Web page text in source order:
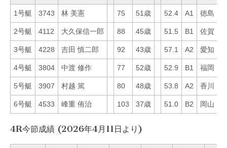
1号艇 3743 林 美憲 75 51歳 52.4 A1 徳島
2号艇 4112 大久保信一郎 88 45歳 51.5 B1 佐賀
3号艇 4228 吉田 慎二郎 92 43歳 57.1 A2 愛知
4号艇 3804 中渡 修作 77 52歳 52.9 B1 福岡
5号艇 3907 村越 篤 80 48歳 53.8 A2 香川
6号艇 4533 峰重 侑治 103 37歳 51.0 B2 岡山
4R今節成績 (2026年4月11日より)